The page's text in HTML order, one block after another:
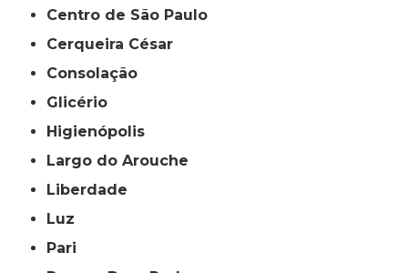
Centro de São Paulo
Cerqueira César
Consolação
Glicério
Higienópolis
Largo do Arouche
Liberdade
Luz
Pari